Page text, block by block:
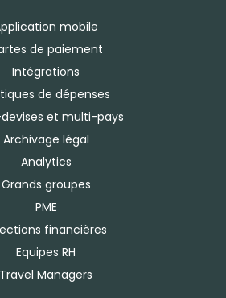
mobile
de paiement
Intégrations
de dépenses
et multi-pays
Archivage légal
Analytics
Grands groupes
PME
financières
Equipes RH
Travel Managers